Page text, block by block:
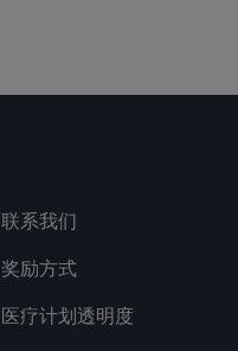
联系我们
奖励方式
医疗计划透明度